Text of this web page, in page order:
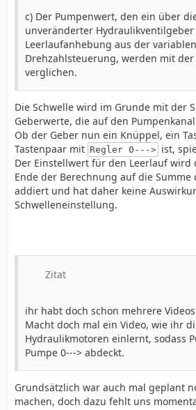
c) Der Pumpenwert, den ein über
unveränderter
Leerlaufanhebung aus der variablen
Drehzahlsteuerung, werden mit der
verglichen.
Die Schwelle wird im Grunde mit der
Geberwerte, die auf den
Ob der Geber nun ein Knüppel, ein
Tastenpaar mit Regler 0---> ist,
Der Einstellwert für den Leerlauf wird
Ende der Berechnung auf die Summe
addiert und hat daher keine
Schwelleneinstellung.
Zitat
ihr habt doch schon mehrere
Macht doch mal ein Video, wie ihr
Hydraulikmotoren einlernt, sodass
Pumpe 0---> abdeckt.
Grundsätzlich war auch mal geplant
machen, doch dazu fehlt uns